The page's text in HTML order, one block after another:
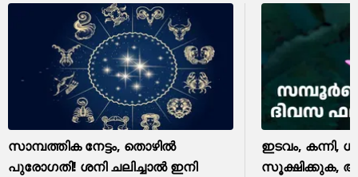
സാമ്പത്തിക നേട്ടം, തൊഴിൽ
പുരോഗതി! ശനി ചലിച്ചാൽ ഇനി
ഇടവം, കന്നി,
സൂക്ഷിക്കുക,